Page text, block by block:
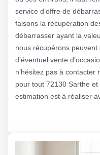
service d’offre de
faisons la récupération
débarrasser ayant la
nous récupérons
d’éventuel vente
n’hésitez pas à
pour tout 72130 Sarthe
estimation est à réaliser